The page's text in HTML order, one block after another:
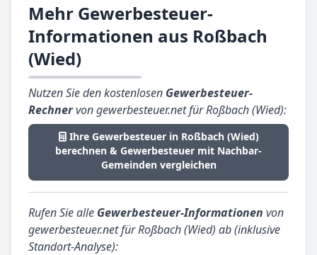
Mehr Gewerbesteuer-
Informationen aus Roßbach
(Wied)
Nutzen Sie den kostenlosen Gewerbesteuer-
Rechnervon gewerbesteuer.net für Roßbach (Wied):
Ihre Gewerbesteuer in Roßbach (Wied)
berechnen & Gewerbesteuer mit Nachbar-
Gemeinden vergleichen
Rufen Sie alle Gewerbesteuer-Informationen von
gewerbesteuer.net für Roßbach (Wied) ab (inklusive
Standort-Analyse):